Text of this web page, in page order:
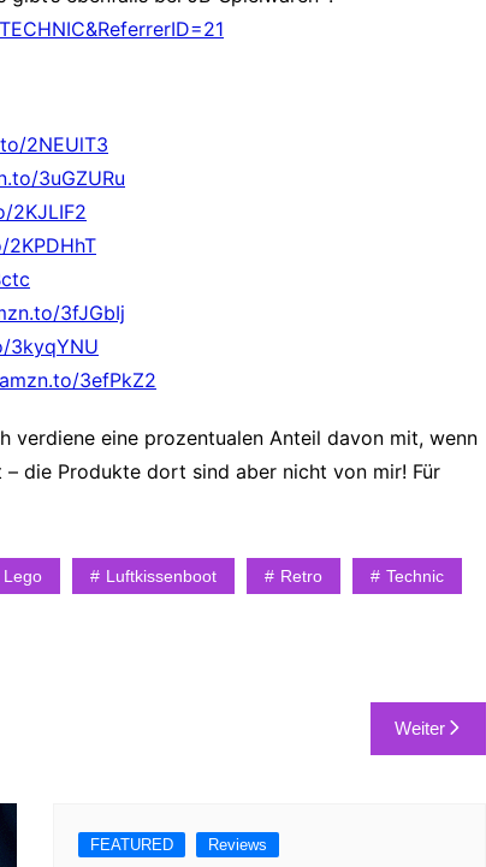
2NEUlT3
3uGZURu
2KJLIF2
3fJGbIj
3kyqYNU
3efPkZ2
verdiene eine prozentualen Anteil davon mit, wenn
– die Produkte dort sind aber nicht von mir! Für
Lego Luftkissenboot Retro Technic
Weiter
FEATURED Reviews